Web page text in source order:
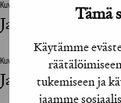
Tämä
Käytämme
tukemiseen ja
jaamme
Kuvittaja / Illustrator
Janine Rewell
Kuvittaja / Illustrator
Jani Tolin